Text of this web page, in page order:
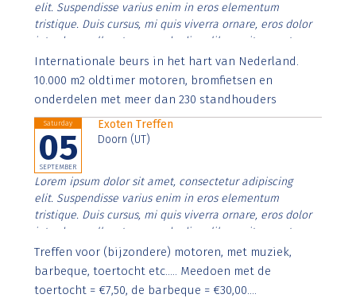
elit. Suspendisse varius enim in eros elementum
tristique. Duis cursus, mi quis viverra ornare, eros dolor
interdum nulla, ut commodo diam libero vitae erat.
Aenean faucibus nibh et justo cursus id rutrum lorem
imperdiet. Nunc ut sem vitae risus tristique posuere.
Internationale beurs in het hart van Nederland.
10.000 m2 oldtimer motoren, bromfietsen en
onderdelen met meer dan 230 standhouders
Saturday
05
SEPTEMBER
Exoten Treffen
Doorn (UT)
Lorem ipsum dolor sit amet, consectetur adipiscing
elit. Suspendisse varius enim in eros elementum
tristique. Duis cursus, mi quis viverra ornare, eros dolor
interdum nulla, ut commodo diam libero vitae erat.
Aenean faucibus nibh et justo cursus id rutrum lorem
imperdiet. Nunc ut sem vitae risus tristique posuere.
Treffen voor (bijzondere) motoren, met muziek,
barbeque, toertocht etc..... Meedoen met de
toertocht = €7,50, de barbeque = €30,00....